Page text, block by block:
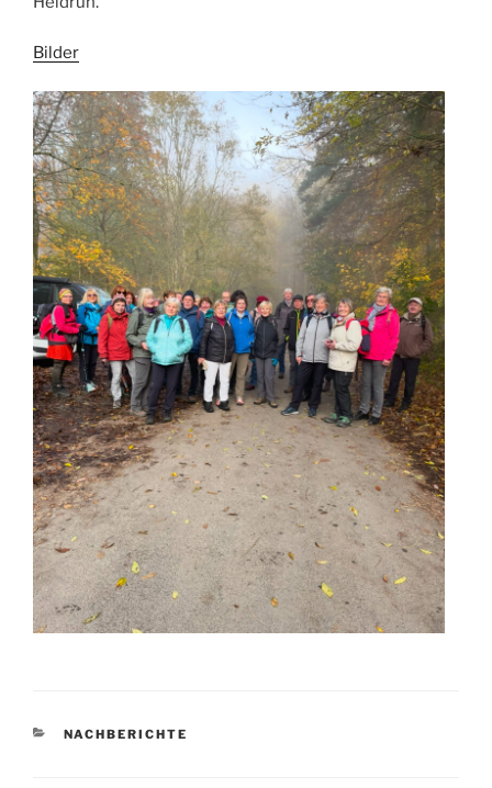
Bilder
KATEGORIEN
NACHBERICHTE